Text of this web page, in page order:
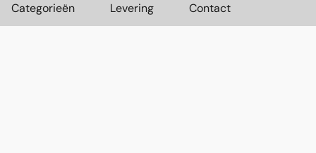
Categorieën Levering Contact